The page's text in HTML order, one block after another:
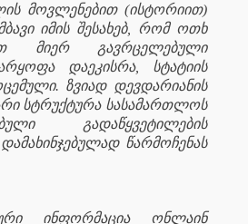
მოვლენებით (ისტორიით)
იმის შესახებ, რომ ოთხ
მიერ გავრცელებული
დაეკისრა, სტატიის
ზვიად დევდარიანის
სტრუქტურა სასამართლოს
გადაწყვეტილების
წარმოჩენას
ინფორმაცია ონლაინ